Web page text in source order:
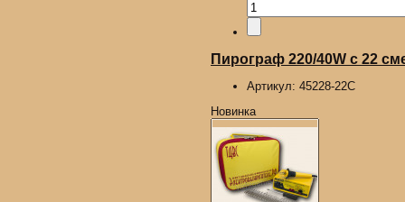
Пирограф 220/40W с 22
Артикул: 45228-22С
Новинка